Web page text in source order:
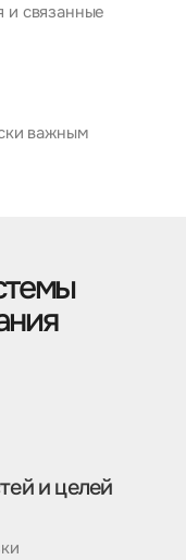
связанные
важным
и целей